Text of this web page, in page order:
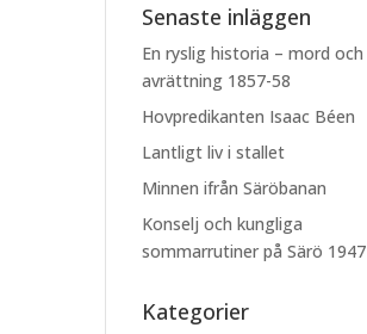
Senaste inläggen
En ryslig historia – mord och
avrättning 1857-58
Hovpredikanten Isaac Béen
Lantligt liv i stallet
Minnen ifrån Säröbanan
Konselj och kungliga
sommarrutiner på Särö 1947
Kategorier